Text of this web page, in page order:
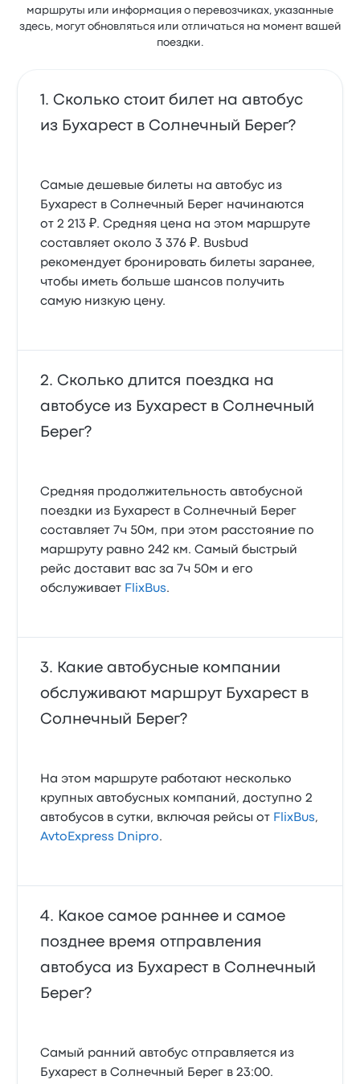
маршруты или информация о перевозчиках, указанные
здесь, могут обновляться или отличаться на момент вашей
поездки.
Сколько стоит билет на автобус
из Бухарест в Солнечный Берег?
Самые дешевые билеты на автобус из
Бухарест в Солнечный Берег начинаются
от 2 213 ₽. Средняя цена на этом маршруте
составляет около 3 376 ₽. Busbud
рекомендует бронировать билеты заранее,
чтобы иметь больше шансов получить
самую низкую цену.
Сколько длится поездка на
автобусе из Бухарест в Солнечный
Берег?
Средняя продолжительность автобусной
поездки из Бухарест в Солнечный Берег
составляет 7ч 50м, при этом расстояние по
маршруту равно 242 км. Самый быстрый
рейс доставит вас за 7ч 50м и его
обслуживает FlixBus.
Какие автобусные компании
обслуживают маршрут Бухарест в
Солнечный Берег?
На этом маршруте работают несколько
крупных автобусных компаний, доступно 2
автобусов в сутки, включая рейсы от FlixBus,
AvtoExpress Dnipro.
Какое самое раннее и самое
позднее время отправления
автобуса из Бухарест в Солнечный
Берег?
Самый ранний автобус отправляется из
Бухарест в Солнечный Берег в 23:00.